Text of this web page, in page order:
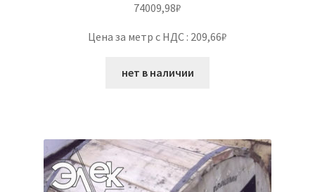
74009,98₽
Цена за метр с НДС : 209,66₽
нет в наличии